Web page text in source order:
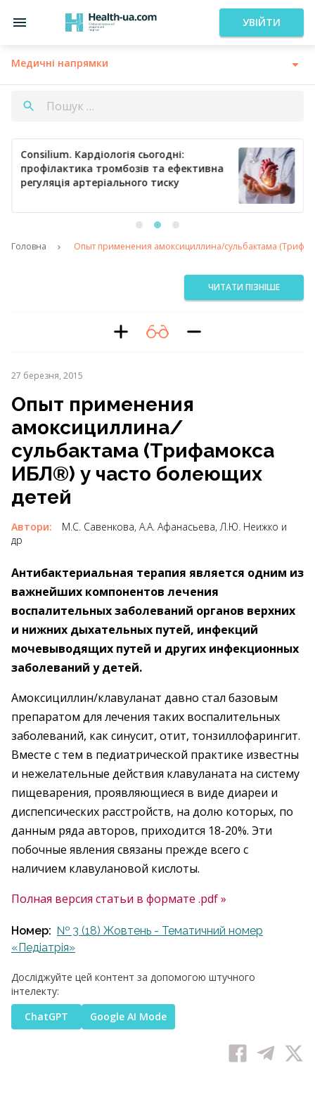
УВІЙТИ
Медичні напрямки
Consilium. Кардіологія сьогодні:
профілактика тромбозів та ефективна
регуляція артеріального тиску
Головна Опыт применения амоксициллина/сульбактама
ЧИТАТИ ПІЗНІШЕ
27 березня, 2015
Опыт применения
амоксициллина/
сульбактама (Трифамокса
ИБЛ®) у часто болеющих
детей
Автори:
М.С. Савенкова, А.А. Афанасьева, Л.Ю. Неижко и
др
Антибактериальная терапия является одним из
важнейших компонентов лечения
воспалительных заболеваний органов верхних
и нижних дыхательных путей, инфекций
мочевыводящих путей и других инфекционных
заболеваний у детей.
Амоксициллин/клавуланат давно стал базовым
препаратом для лечения таких воспалительных
заболеваний, как синусит, отит, тонзиллофарингит.
Вместе с тем в педиатрической практике известны
и нежелательные действия клавуланата на систему
пищеварения, проявляющиеся в виде диареи и
диспепсических расстройств, на долю которых, по
данным ряда авторов, приходится 18-20%. Эти
побочные явления связаны прежде всего с
наличием клавулановой кислоты.
Полная версия статьи в формате .pdf »
Номер: № 3 (18) Жовтень - Тематичний номер
«Педіатрія»
Досліджуйте цей контент за допомогою штучного
інтелекту:
ChatGPT
Google AI Mode